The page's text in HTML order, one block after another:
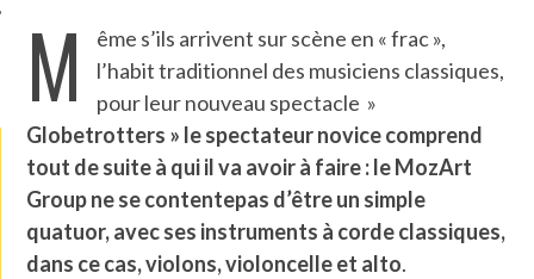
LA PHOTO
M
ême s’ils arrivent sur scène en « frac »,
l’habit traditionnel des musiciens classiques,
pour leur nouveau spectacle »
Globetrotters » le spectateur novice comprend
tout de suite à qui il va avoir à faire : le MozArt
Group ne se contentepas d’être un simple
quatuor, avec ses instruments à corde classiques,
dans ce cas, violons, violoncelle et alto.